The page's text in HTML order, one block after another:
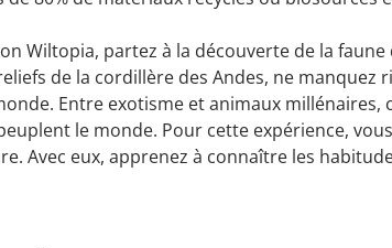
Wiltopia, partez à la découverte de la
de la cordillère des Andes, ne
Entre exotisme et animaux
le monde. Pour cette expérience,
Avec eux, apprenez à connaître les